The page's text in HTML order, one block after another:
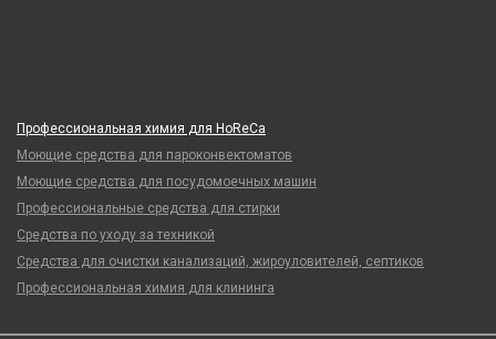
Профессиональная химия для HoReCa
Моющие средства для пароконвектоматов
Моющие средства для посудомоечных машин
Профессиональные средства для стирки
Средства по уходу за техникой
Средства для очистки канализаций, жироуловителей, септиков
Профессиональная химия для клининга